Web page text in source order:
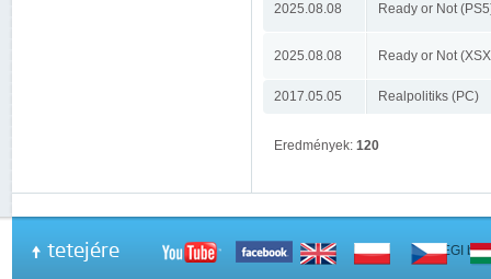
2025.08.08 Ready or Not
2025.08.08 Ready or Not
2017.05.05 Realpolitiks (PC)
Eredmények: 120
tetejére A PEGI